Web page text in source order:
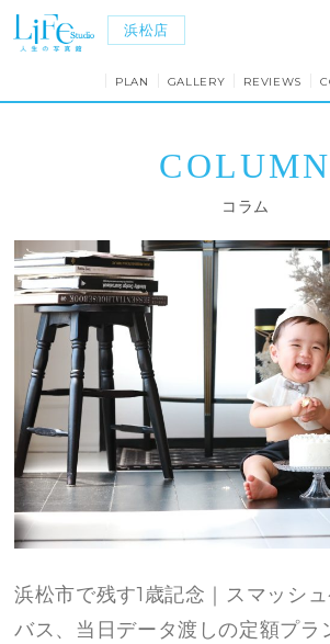
浜松店
PLAN GALLERY REVIEWS
COLUMN
コラム
浜松市で残す1歳記念｜スマッシ
バス、当日データ渡しの定額プラ